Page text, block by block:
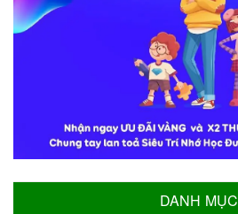
DANH MỤC